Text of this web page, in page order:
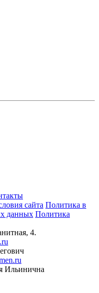
сайта Политика в
данных Политика
4.
Ильинична